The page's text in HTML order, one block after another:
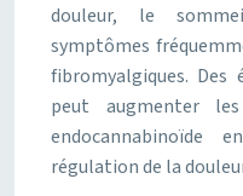
douleur, le
symptômes
fibromyalgiques.
peut augmenter les
endocannabinoïde
régulation de la